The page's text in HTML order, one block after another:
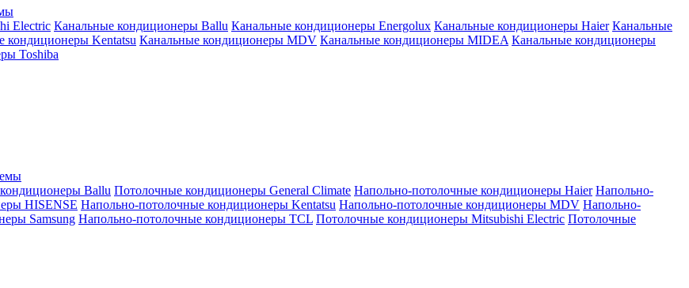
Electric Канальные кондиционеры Ballu Канальные кондиционеры Energolux Канальные кондиционеры Haier Канальные
кондиционеры Kentatsu Канальные кондиционеры MDV Канальные кондиционеры MIDEA Канальные кондиционеры
Toshiba
Ballu Потолочные кондиционеры General Climate Напольно-потолочные кондиционеры Haier Напольно-
HISENSE Напольно-потолочные кондиционеры Kentatsu Напольно-потолочные кондиционеры MDV Напольно-
Samsung Напольно-потолочные кондиционеры TCL Потолочные кондиционеры Mitsubishi Electric Потолочные